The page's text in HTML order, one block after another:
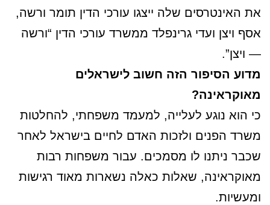
את האינטרסים שלה ייצגו עורכי הדין תומר ורשה,
אסף ויצן ועדי גרינפלד ממשרד עורכי הדין “ורשה
— ויצן”.
מדוע הסיפור הזה חשוב לישראלים
מאוקראינה?
כי הוא נוגע לעלייה, למעמד משפחתי, להחלטות
משרד הפנים ולזכות האדם לחיים בישראל לאחר
שכבר ניתנו לו מסמכים. עבור משפחות רבות
מאוקראינה, שאלות כאלה נשארות מאוד רגישות
ומעשיות.